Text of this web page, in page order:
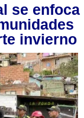
se enfoca
invierno